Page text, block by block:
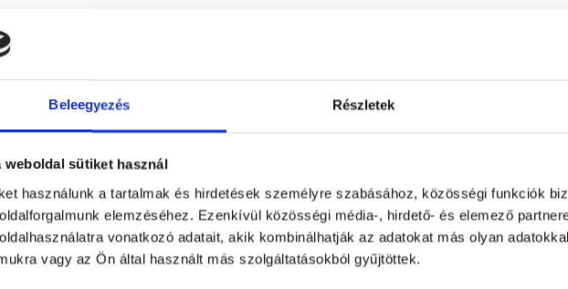
Beleegyezés Részletek
weboldal sütiket használ
használunk a tartalmak és hirdetések személyre szabásához, közösségi funkciók
elemzéséhez. Ezenkívül közösségi média-, hirdető- és elemező
vonatkozó adatait, akik kombinálhatják az adatokat más olyan
vagy az Ön által használt más szolgáltatásokból gyűjtöttek.
kontroll (1-3 db anyajegy esetén)
pikoszekundumos lézerrel
fagyasztása folyékony nitrogénnel 1 db.
kezelése
kezelése kis régió / vagy néhány db heg kezelése
kezelése közepes régió (fél arc nagyságú terület)
kezelése nagy régió (teljes arc felület)
bőr vizsgálata
Jóindulatú
Jóindulatú
Jóindulatú bőrnövedék
Jóindulatú bőrnövedék
Jóindulatú, nem
érzéstelenítővel,
Jóindulatú növedék